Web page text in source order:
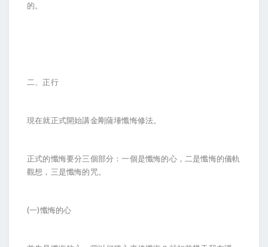
的。
二、正行
現在就正式開始講金剛薩埵懺悔修法。
正式的懺悔要分三個部分：一個是懺悔的心，二是懺悔的儀軌
觀想，三是懺悔的咒。
(一)懺悔的心